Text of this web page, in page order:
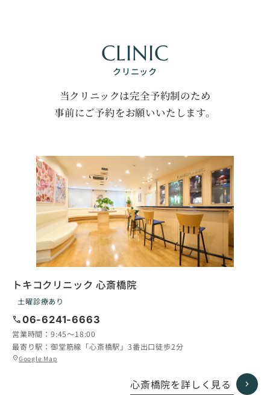
CLINIC
クリニック
当クリニックは完全予約制のため
事前にご予約をお願いいたします。
トキコクリニック 心斎橋院
土曜診療あり
call06-6241-6663
営業時間： 9:45〜18:00
最寄り駅： 御堂筋線「心斎橋駅」3番出口徒歩2分
location_onGoogle Map
グ
心斎橋院を詳しく見る